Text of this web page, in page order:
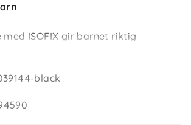
ISOFIX gir barnet riktig
plassering av bilbeltet. ISOFIX-
justerer brystbeltet slik at det sitter
black